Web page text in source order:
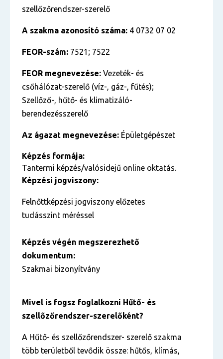
szellőzőrendszer-szerelő
A szakma azonosító száma: 4 0732 07 02
FEOR-szám: 7521; 7522
FEOR megnevezése: Vezeték- és
csőhálózat-szerelő (víz-, gáz-, fűtés);
Szellőző-, hűtő- és klimatizáló-
berendezésszerelő
Az ágazat megnevezése: Épületgépészet
Képzés formája:
Tantermi képzés/valósidejű online oktatás.
Képzési jogviszony:
Felnőttképzési jogviszony előzetes
tudásszint méréssel
Képzés végén megszerezhető
dokumentum:
Szakmai bizonyítvány
Mivel is fogsz foglalkozni Hűtő- és
szellőzőrendszer-szerelőként?
A Hűtő- és szellőzőrendszer- szerelő szakma
több területből tevődik össze: hűtős, klímás,